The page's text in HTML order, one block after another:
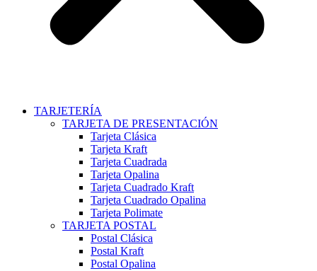
TARJETERÍA
TARJETA DE PRESENTACIÓN
Tarjeta Clásica
Tarjeta Kraft
Tarjeta Cuadrada
Tarjeta Opalina
Tarjeta Cuadrado Kraft
Tarjeta Cuadrado Opalina
Tarjeta Polimate
TARJETA POSTAL
Postal Clásica
Postal Kraft
Postal Opalina